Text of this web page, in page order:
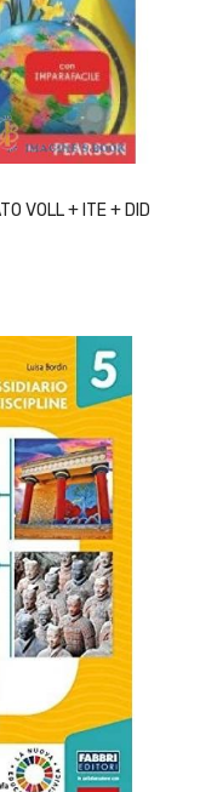
VOLL + ITE + DID